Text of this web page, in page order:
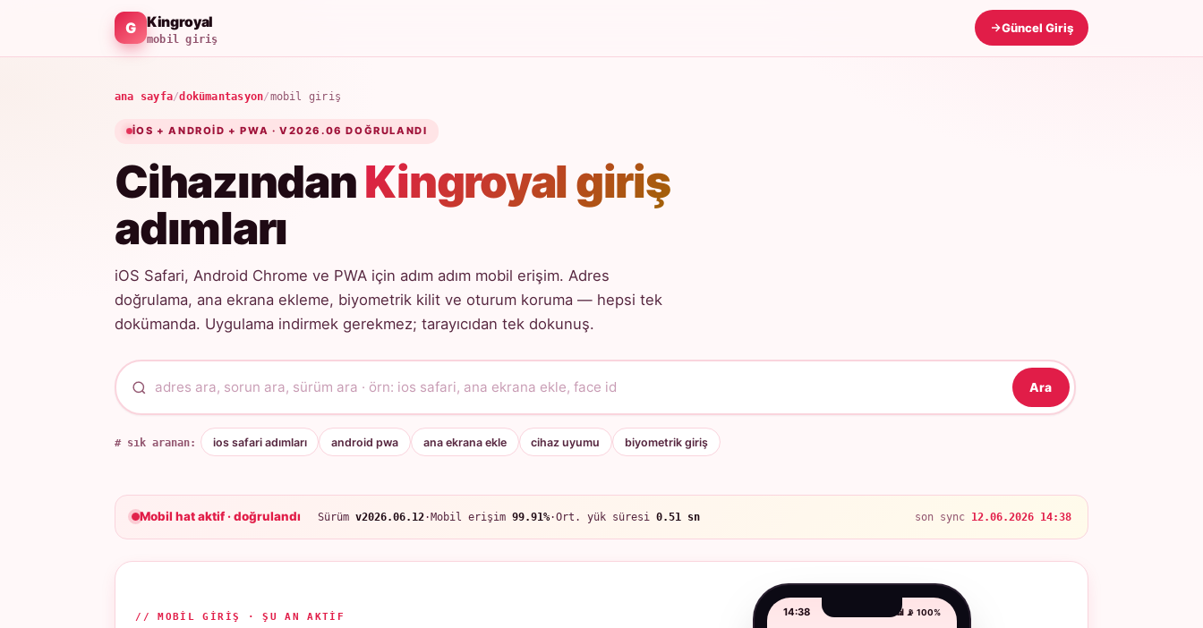
Kingroyal
mobil giriş
Güncel Giriş
ana sayfa/dokümantasyon/mobil giriş
IOS + ANDROID + PWA · V2026.06 DOĞRULANDI
CihazındanKingroyal giriş
adımları
iOS Safari, Android Chrome ve PWA için adım adım mobil erişim. Adres
doğrulama, ana ekrana ekleme, biyometrik kilit ve oturum koruma — hepsi tek
dokümanda. Uygulama indirmek gerekmez; tarayıcıdan tek dokunuş.
Ara
# sık aranan: ios safari adımları android pwa ana ekrana ekle cihaz uyumu biyometrik giriş
Mobil hat aktif · doğrulandı Sürüm v2026.06.12·Mobil erişim 99.91%·Ort. yük süresi 0.51 sn son sync 12.06.2026 14:38
// MOBIL GIRIŞ · ŞU AN AKTIF 14:38 📶 📡 100%